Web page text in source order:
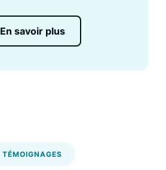
En savoir plus
TÉMOIGNAGES